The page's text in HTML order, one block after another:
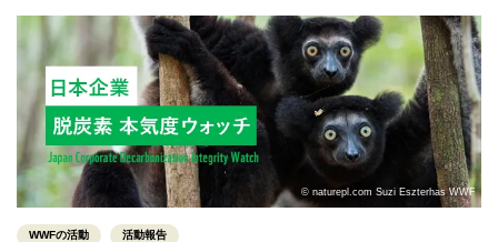
© naturepl.com Suzi Eszterhas WWF
WWFの活動 活動報告